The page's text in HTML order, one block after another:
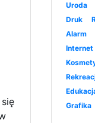
Uroda
Druk
Alarm
Internet
Grafika